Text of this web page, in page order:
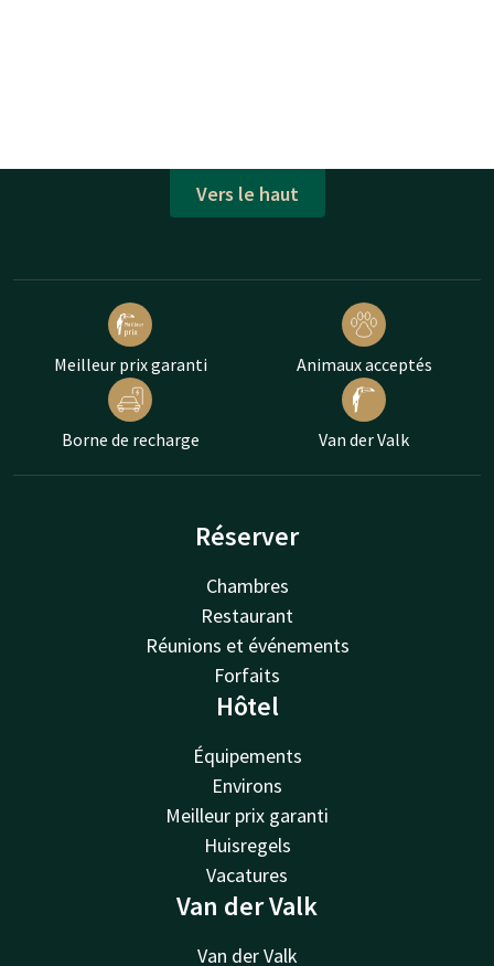
Vers le haut
Meilleur prix garanti Animaux acceptés
Borne de recharge Van der Valk
Réserver
Chambres
Restaurant
Réunions et événements
Forfaits
Hôtel
Équipements
Environs
Meilleur prix garanti
Huisregels
Vacatures
Van der Valk
Van der Valk